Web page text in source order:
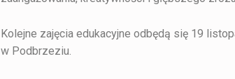
Kolejne zajęcia edukacyjne odbędą się 19
w Podbrzeziu.